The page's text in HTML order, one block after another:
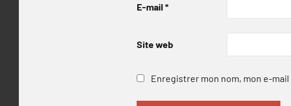
E-mail *
Site web
Enregistrer mon nom, mon e-